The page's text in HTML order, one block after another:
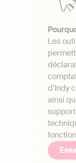
Les
d’Indy
ainsi